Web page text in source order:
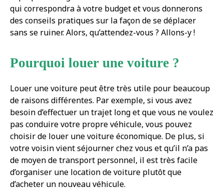
qui correspondra à votre budget et vous donnerons
des conseils pratiques sur la façon de se déplacer
sans se ruiner. Alors, qu’attendez-vous ? Allons-y !
Pourquoi louer une voiture ?
Louer une voiture peut être très utile pour beaucoup
de raisons différentes. Par exemple, si vous avez
besoin d’effectuer un trajet long et que vous ne voulez
pas conduire votre propre véhicule, vous pouvez
choisir de louer une voiture économique. De plus, si
votre voisin vient séjourner chez vous et qu’il n’a pas
de moyen de transport personnel, il est très facile
d’organiser une location de voiture plutôt que
d’acheter un nouveau véhicule.